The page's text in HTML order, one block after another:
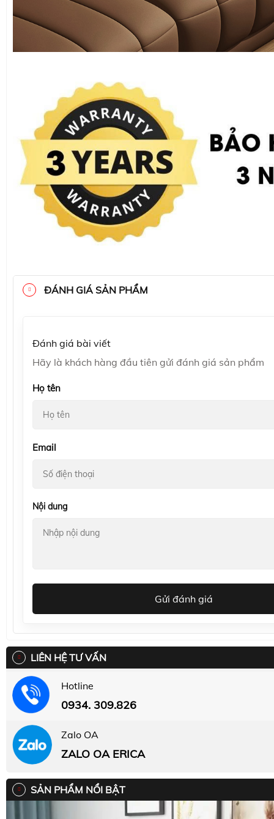
ĐÁNH GIÁ SẢN PHẨM
Đánh giá bài viết
Hãy là khách hàng đầu tiên gửi đánh giá sản phẩm
Họ tên
Email
Nội dung
Gửi đánh giá
LIÊN HỆ TƯ VẤN
Hotline
0934. 309.826
Zalo OA
ZALO OA ERICA
SẢN PHẨM NỔI BẬT